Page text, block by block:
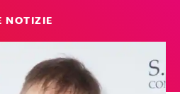
NOTIZIE